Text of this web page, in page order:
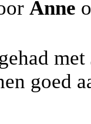
Anne
goed